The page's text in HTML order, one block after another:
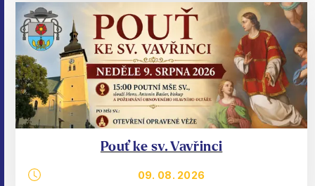
Pouť ke sv. Vavřinci
09. 08. 2026